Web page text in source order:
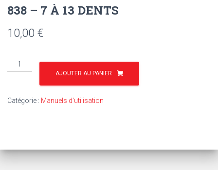
838 – 7 À 13 DENTS
10,00 €
quantité
de
CULTIVATEUR
AJOUTER AU PANIER
Catégorie : Manuels d'utilisation